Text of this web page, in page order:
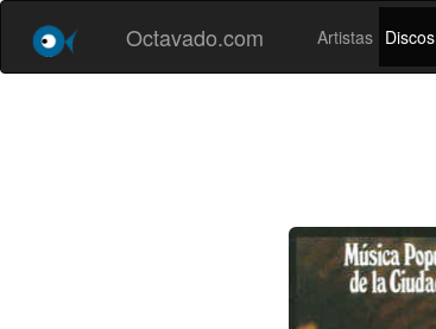
Octavado.com Artistas Discos